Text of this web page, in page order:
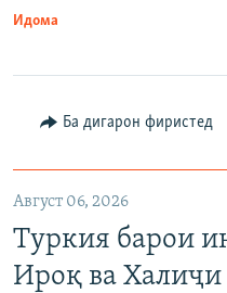
Идома
Ба дигарон фиристед
Август 06, 2026
Туркия барои
Ироқ ва